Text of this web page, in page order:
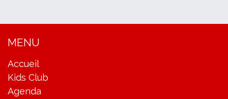
MENU
Accueil
Kids Club
Agenda